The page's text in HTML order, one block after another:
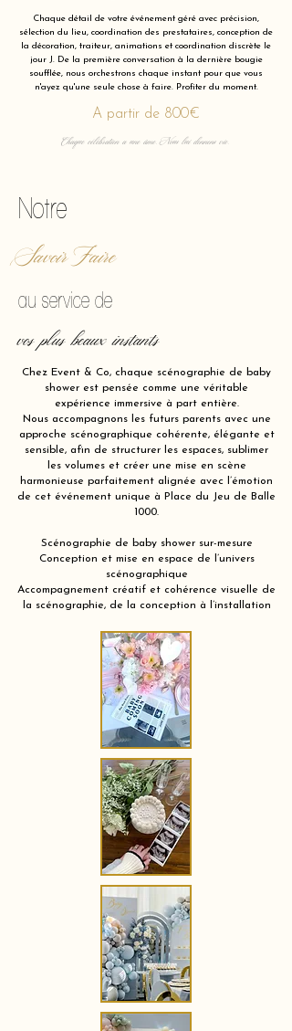
Chaque détail de votre événement géré avec précision,
sélection du lieu, coordination des prestataires, conception de
la décoration, traiteur, animations et coordination discrète le
jour J. De la première conversation à la dernière bougie
soufflée, nous orchestrons chaque instant pour que vous
n'ayez qu'une seule chose à faire. Profiter du moment.
A partir de 800€
Chaque célébration a une âme. Nous lui donnons vie.
Notre
Savoir Faire
au service de
vos plus beaux instants
Chez Event & Co, chaque scénographie de baby
shower est pensée comme une véritable
expérience immersive à part entière.
Nous accompagnons les futurs parents avec une
approche scénographique cohérente, élégante et
sensible, afin de structurer les espaces, sublimer
les volumes et créer une mise en scène
harmonieuse parfaitement alignée avec l’émotion
de cet événement unique à Place du Jeu de Balle
1000.
Scénographie de baby shower sur-mesure
Conception et mise en espace de l’univers
scénographique
Accompagnement créatif et cohérence visuelle de
la scénographie, de la conception à l’installation